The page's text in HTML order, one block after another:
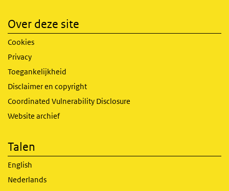
Over deze site
Cookies
Privacy
Toegankelijkheid
Disclaimer en copyright
Coordinated Vulnerability Disclosure
Website archief
Talen
English
Nederlands